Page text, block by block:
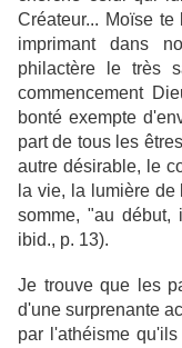
Créateur... Moïse
imprimant dans
philactère le très
commencement
bonté exempte
part de tous les
autre désirable, le
la vie, la lumière
somme, "au
ibid., p. 13).
Je trouve que les
d'une surprenante
par l'athéisme